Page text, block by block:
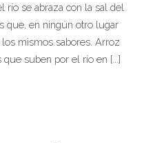
río se abraza con la sal del
que, en ningún otro lugar
mismos sabores. Arroz
suben por el río en [...]